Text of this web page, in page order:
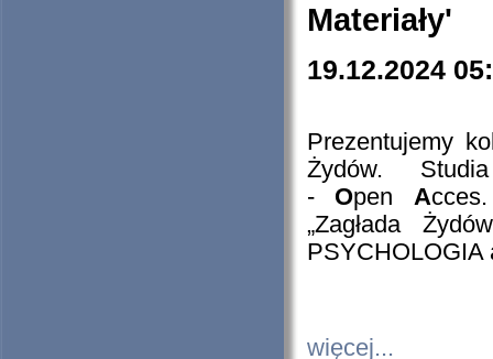
Materiały'
19.12.2024
Prezentujemy
Żydów.
- Open A
„Zagłada
PSYCHOLOGIA
więcej...